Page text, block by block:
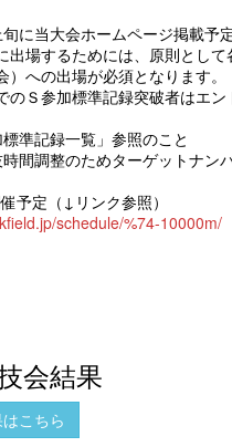
に当大会ホームページ掲載予定
出場するためには、原則として
への出場が必須となります。
のＳ参加標準記録突破者はエ
準記録一覧」参照のこと
間調整のためターゲットナン
予定（↓リンク参照）
schedule/%74-10000m/
会結果
こちら